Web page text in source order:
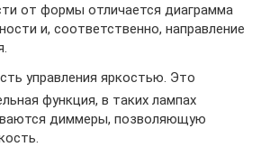
от формы отличается диаграмма
и, соответственно, направление
управления яркостью. Это
функция, в таких лампах
диммеры, позволяющую